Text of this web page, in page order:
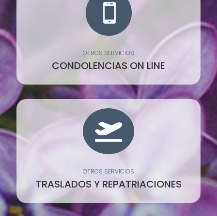

OTROS SERVICIOS
CONDOLENCIAS ON LINE

OTROS SERVICIOS
TRASLADOS Y REPATRIACIONES